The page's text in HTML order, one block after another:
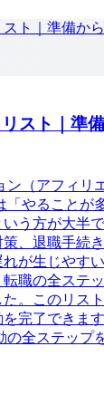
スト｜準
（アフィリ
「やることが
う方が大半
、退職手続
が生じやす
職の全ステ
。このリス
完了できま
全ステップ